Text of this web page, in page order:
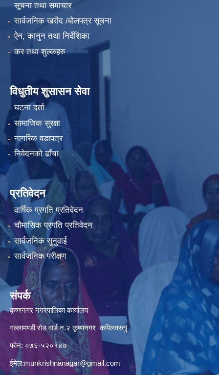
सूचना तथा समाचार
सार्वजनिक खरीद /बोलपत्र सूचना
ऐन, कानुन तथा निर्देशिका
कर तथा शुल्कहरु
विधुतीय शुसासन सेवा
घटना दर्ता
सामाजिक सुरक्षा
नागरिक वडापत्र
निवेदनको ढाँचा
प्रतिवेदन
वार्षिक प्रगति प्रतिवेदन
चौमासिक प्रगति प्रतिवेदन
सार्वजनिक सुनुवाई
सार्वजनिक परीक्षण
संपर्क
कृष्णनगर नगरपालिका कार्यालय
गल्लामण्डी रोड वार्ड न.२ कृष्णनगर कपिलवस्तु|
फोन: ०७६-५२०१४७
ईमेल:munkrishnanagar@gmail.com